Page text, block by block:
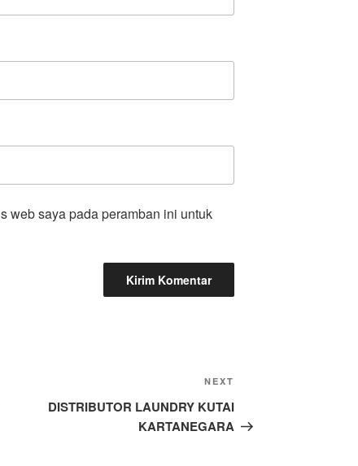
web saya pada peramban ini untuk
NEXT
DISTRIBUTOR LAUNDRY KUTAI
KARTANEGARA